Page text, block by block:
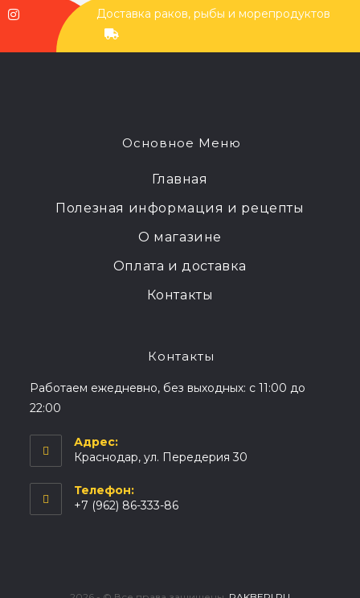
Доставка раков, рыбы и морепродуктов
Основное Меню
Главная
Полезная информация и рецепты
О магазине
Оплата и доставка
Контакты
Контакты
Работаем ежедневно, без выходных: с 11:00 до
22:00
Адрес:
Краснодар, ул. Передерия 30
Телефон:
+7 (962) 86-333-86